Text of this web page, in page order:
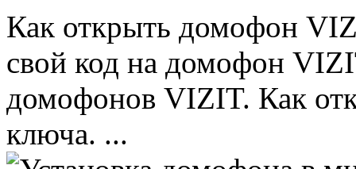
Как открыть домофон
свой код на домофон
домофонов VIZIT. Как
ключа. ...